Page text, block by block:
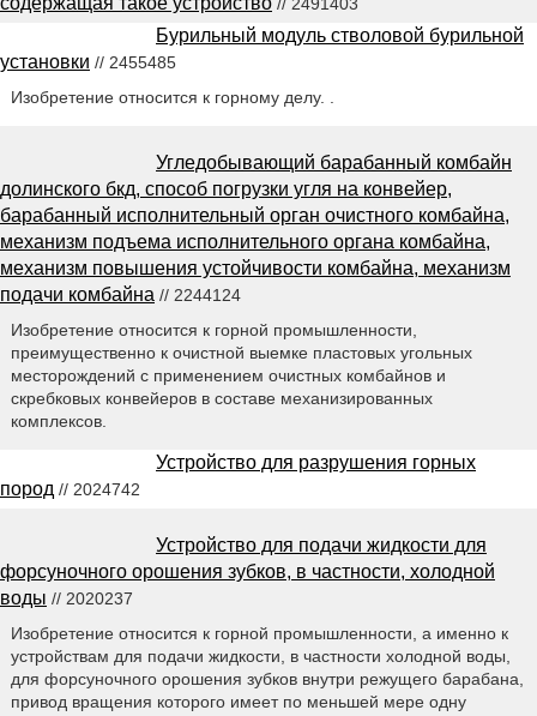
Бурильный модуль стволовой бурильной
установки // 2455485
Изобретение относится к горному делу. .
Угледобывающий барабанный комбайн
долинского бкд, способ погрузки угля на конвейер,
барабанный исполнительный орган очистного комбайна,
механизм подъема исполнительного органа комбайна,
механизм повышения устойчивости комбайна, механизм
подачи комбайна // 2244124
Изобретение относится к горной промышленности,
преимущественно к очистной выемке пластовых угольных
месторождений с применением очистных комбайнов и
скребковых конвейеров в составе механизированных
комплексов.
Устройство для разрушения горных
пород // 2024742
Устройство для подачи жидкости для
форсуночного орошения зубков, в частности, холодной
воды // 2020237
Изобретение относится к горной промышленности, а именно к
устройствам для подачи жидкости, в частности холодной воды,
для форсуночного орошения зубков внутри режущего барабана,
привод вращения которого имеет по меньшей мере одну